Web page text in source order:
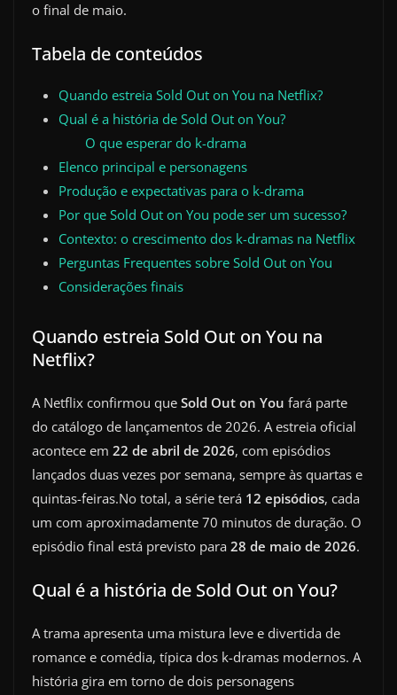
o final de maio.
Tabela de conteúdos
Quando estreia Sold Out on You na Netflix?
Qual é a história de Sold Out on You?
O que esperar do k-drama
Elenco principal e personagens
Produção e expectativas para o k-drama
Por que Sold Out on You pode ser um sucesso?
Contexto: o crescimento dos k-dramas na Netflix
Perguntas Frequentes sobre Sold Out on You
Considerações finais
Quando estreia Sold Out on You na
Netflix?
A Netflix confirmou que Sold Out on You fará parte
do catálogo de lançamentos de 2026. A estreia oficial
acontece em 22 de abril de 2026, com episódios
lançados duas vezes por semana, sempre às quartas e
quintas-feiras.No total, a série terá 12 episódios, cada
um com aproximadamente 70 minutos de duração. O
episódio final está previsto para 28 de maio de 2026.
Qual é a história de Sold Out on You?
A trama apresenta uma mistura leve e divertida de
romance e comédia, típica dos k-dramas modernos. A
história gira em torno de dois personagens